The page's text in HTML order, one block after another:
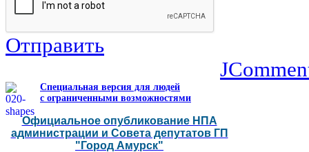
Отправить
Специальная версия для людей
с ограниченными возможностями
Официальное опубликование НПА
администрации и Совета депутатов ГП
"Город Амурск"